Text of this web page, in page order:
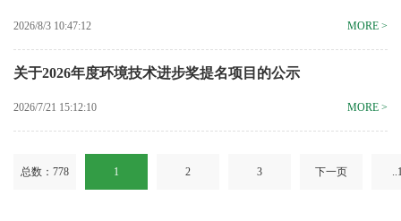
MORE >
2026/8/3 10:47:12
关于2026年度环境技术进步奖提名项目的公示
MORE >
2026/7/21 15:12:10
总数：778 1 2 3 下一页